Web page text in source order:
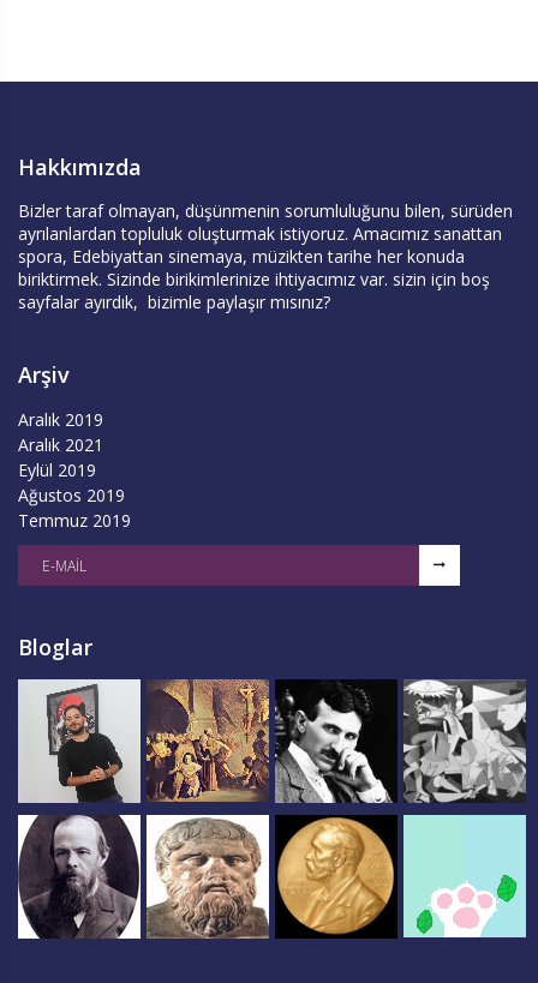
Hakkımızda
Bizler taraf olmayan, düşünmenin sorumluluğunu bilen, sürüden
ayrılanlardan topluluk oluşturmak istiyoruz. Amacımız sanattan
spora, Edebiyattan sinemaya, müzikten tarihe her konuda
biriktirmek. Sizinde birikimlerinize ihtiyacımız var. sizin için boş
sayfalar ayırdık, bizimle paylaşır mısınız?
Arşiv
Aralık 2019
Aralık 2021
Eylül 2019
Ağustos 2019
Temmuz 2019
Bloglar